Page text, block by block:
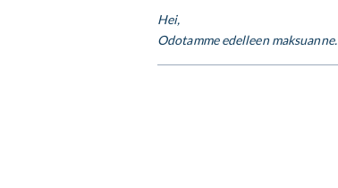
Hei,
Odotamme edelleen maksuanne.